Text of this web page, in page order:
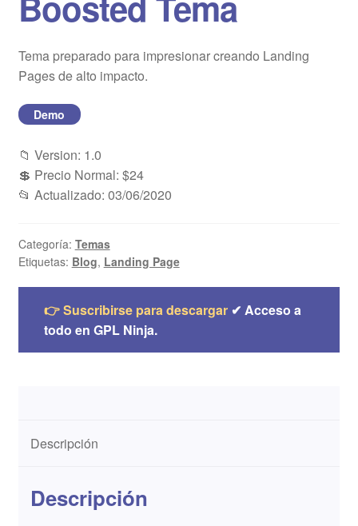
Blog
Mi cuenta
Tema preparado para impresionar creando Landing
Pages de alto impacto.
Demo
📁 Version: 1.0
💲 Precio Normal: $24
📂 Actualizado: 03/06/2020
Categoría: Temas
Etiquetas: Blog, Landing Page
👉 Suscribirse para descargar✔ Acceso a
todo en GPL Ninja.
Descripción
Descripción